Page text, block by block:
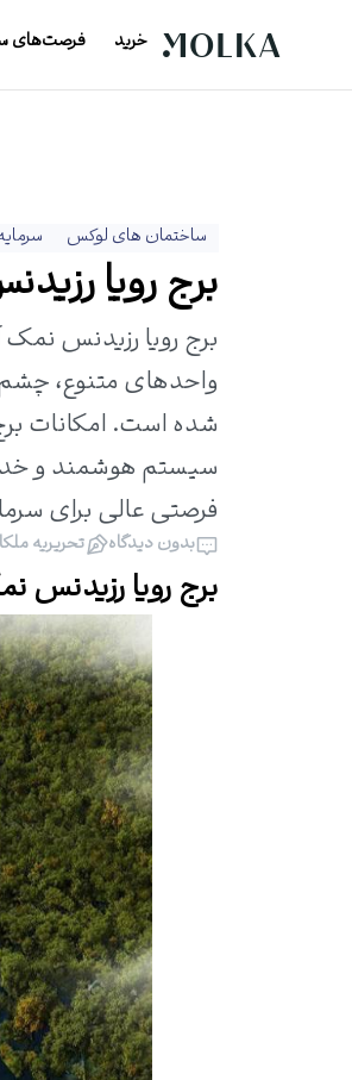
خرید فرصت‌های
ساختمان های لوکس
برج رویا
شده است. امکانات
فرصتی عالی برای
بدون دیدگاه تحریریه ملکا
برج رویا رزیدنس